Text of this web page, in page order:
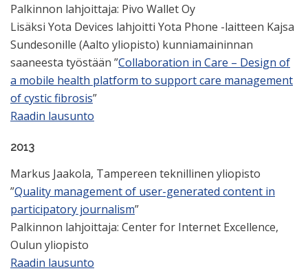
Palkinnon lahjoittaja: Pivo Wallet Oy
Lisäksi Yota Devices lahjoitti Yota Phone -laitteen Kajsa
Sundesonille (Aalto yliopisto) kunniamaininnan
saaneesta työstään ”Collaboration in Care – Design of
a mobile health platform to support care management
of cystic fibrosis”
Raadin lausunto
2013
Markus Jaakola, Tampereen teknillinen yliopisto
”Quality management of user-generated content in
participatory journalism”
Palkinnon lahjoittaja: Center for Internet Excellence,
Oulun yliopisto
Raadin lausunto